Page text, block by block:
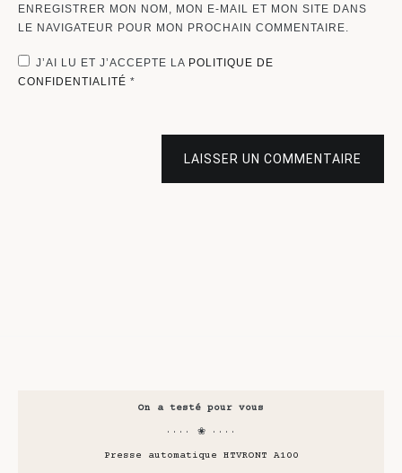
ENREGISTRER MON NOM, MON E-MAIL ET MON SITE DANS
LE NAVIGATEUR POUR MON PROCHAIN COMMENTAIRE.
J’AI LU ET J’ACCEPTE LA POLITIQUE DE
CONFIDENTIALITÉ *
LAISSER UN COMMENTAIRE
On a testé pour vous
···· ❀ ····
Presse automatique HTVRONT A100